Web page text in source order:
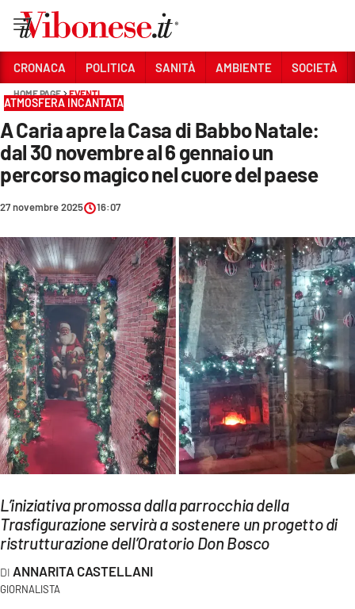
Sezioni
CRONACA
POLITICA
SOCIETÀ
CULTURA
ECONOMIA E LAVORO
EVENTI
SPORT
Streaming
LAC TV
LAC NETWORK
LAC ONAIR
LaC
CRONACA POLITICA SANITÀ AMBIENTE SOCIETÀ
HOME PAGE EVENTI
ATMOSFERA INCANTATA
A Caria apre la Casa di Babbo Natale:
dal 30 novembre al 6 gennaio un
percorso magico nel cuore del paese
27 novembre 2025 16:07
L’iniziativa promossa dalla parrocchia della
Trasfigurazione servirà a sostenere un progetto di
ristrutturazione dell’Oratorio Don Bosco
ANNARITA CASTELLANI
GIORNALISTA